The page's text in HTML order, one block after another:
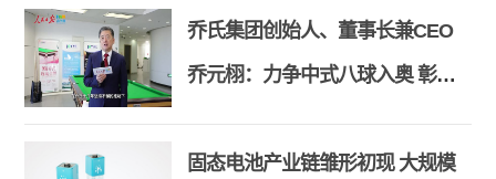
乔氏集团创始人、董事长兼CEO
乔元栩：力争中式八球入奥 彰显
和合共生精神
固态电池产业链雏形初现 大规模